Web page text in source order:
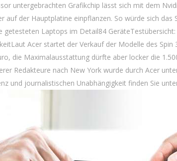
untergebrachten Grafikchip lässt sich mit dem
auf der Hauptplatine einpflanzen. So würde sich das
getesteten Laptops im Detail84
Acer startet der Verkauf der Modelle des Spin
die Maximalausstattung dürfte aber locker die
Redakteure nach New York wurde durch Acer
und journalistischen Unabhängigkeit finden Sie